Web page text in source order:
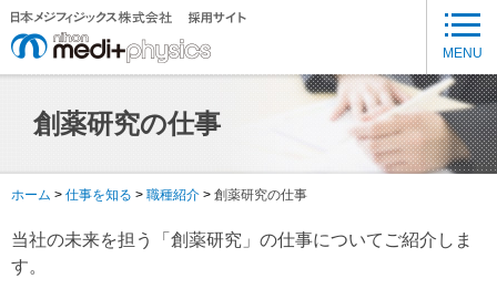
メ
イ
ン
ツ
移
動
MENU
創薬研究の仕事
ホーム 仕事を知る 職種紹介 創薬研究の仕事
当社の未来を担う「創薬研究」の仕事についてご紹介しま
す。